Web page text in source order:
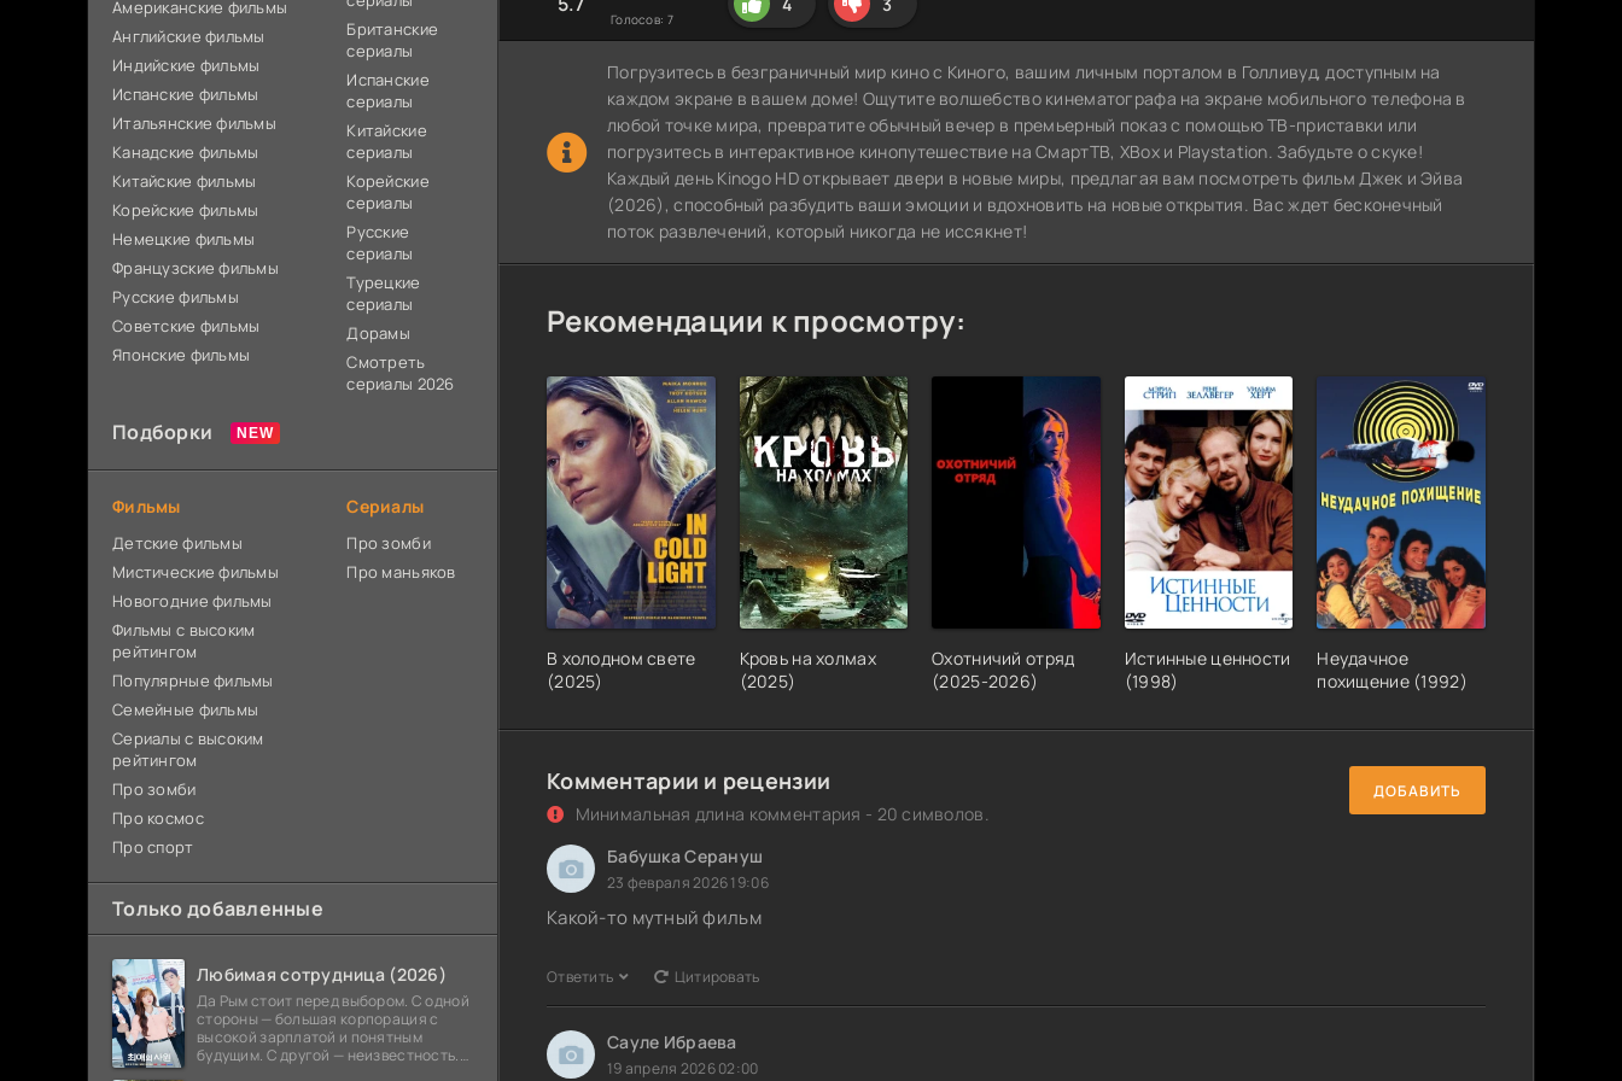
Голосов: 7
Погрузитесь в безграничный мир кино с Киного, вашим личным порталом в Голливуд, доступным на
каждом экране в вашем доме! Ощутите волшебство кинематографа на экране мобильного телефона в
любой точке мира, превратите обычный вечер в премьерный показ с помощью ТВ-приставки или
погрузитесь в интерактивное кинопутешествие на СмартТВ, XBox и Playstation. Забудьте о скуке!
Каждый день Kinogo HD открывает двери в новые миры, предлагая вам посмотреть фильм Джек и Эйва
(2026), способный разбудить ваши эмоции и вдохновить на новые открытия. Вас ждет бесконечный
поток развлечений, который никогда не иссякнет!
Рекомендации к просмотру:
В холодном свете
(2025)
Кровь на холмах
(2025)
Охотничий отряд
(2025-2026)
Истинные ценности
(1998)
Неудачное
похищение (1992)
Комментарии и рецензии
Минимальная длина комментария - 20 символов.
ДОБАВИТЬ
Бабушка Серануш
23 февраля 2026 19:06
Какой-то мутный фильм
Ответить Цитировать
Сауле Ибраева
19 апреля 2026 02:00
Американские фильмы
Английские фильмы
Индийские фильмы
Испанские фильмы
Итальянские фильмы
Канадские фильмы
Китайские фильмы
Корейские фильмы
Немецкие фильмы
Французские фильмы
Русские фильмы
Советские фильмы
Японские фильмы
Британские
сериалы
Испанские
сериалы
Китайские
сериалы
Корейские
сериалы
Русские
сериалы
Турецкие
сериалы
Дорамы
Смотреть
сериалы 2026
Подборки
Фильмы
Детские фильмы
Мистические фильмы
Новогодние фильмы
Фильмы с высоким
рейтингом
Популярные фильмы
Семейные фильмы
Сериалы с высоким
рейтингом
Про зомби
Про космос
Про спорт
Сериалы
Про зомби
Про маньяков
Только добавленные
Любимая сотрудница (2026)
Да Рым стоит перед выбором. С одной
стороны — большая корпорация с
высокой зарплатой и понятным
будущим. С другой — неизвестность.